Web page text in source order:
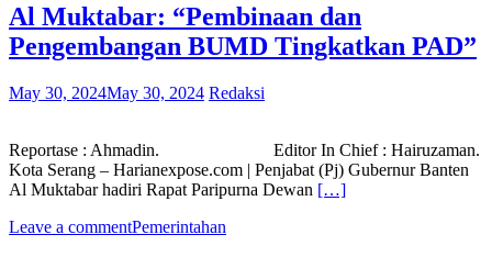
Al Muktabar: “Pembinaan dan
Pengembangan BUMD Tingkatkan PAD”
May 30, 2024May 30, 2024 Redaksi
Reportase : Ahmadin. Editor In Chief : Hairuzaman.
Kota Serang – Harianexpose.com | Penjabat (Pj) Gubernur Banten
Al Muktabar hadiri Rapat Paripurna Dewan […]
Leave a commentPemerintahan